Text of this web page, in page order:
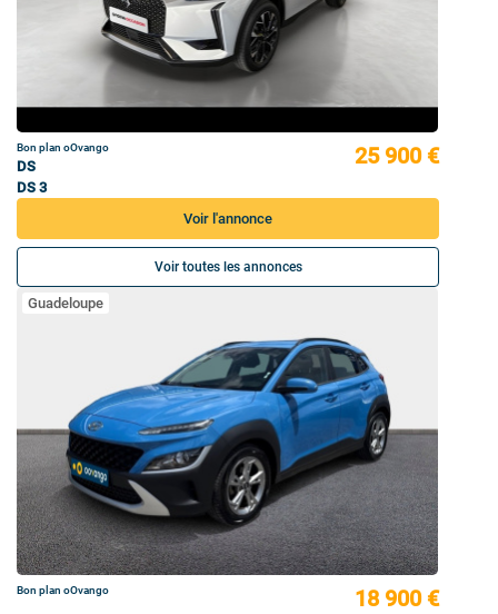
Bon plan oOvango
DS
DS 3
25 900 €
Voir l'annonce
Voir toutes les annonces
Guadeloupe
Bon plan oOvango 18 900 €